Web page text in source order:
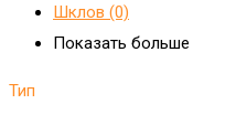
Шклов (0)
Показать больше
Тип